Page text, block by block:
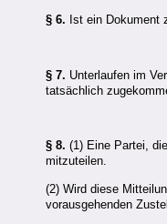
§ 6. Ist ein Dokument
§ 7. Unterlaufen im
tatsächlich
§ 8. (1) Eine Partei,
mitzuteilen.
(2) Wird diese
vorausgehenden